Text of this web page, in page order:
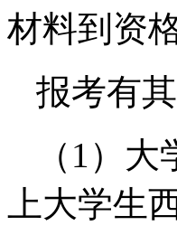
材料到资
报考有
（1）
上大学生